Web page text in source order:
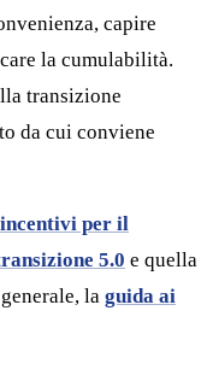
capire
la cumulabilità.
transizione
da cui conviene
incentivi per il
5.0 e quella
la guida ai